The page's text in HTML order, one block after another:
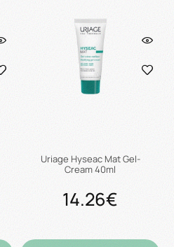
Uriage Hyseac Mat Gel-
Cream 40ml
14.26€